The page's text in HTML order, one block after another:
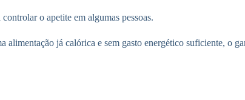
o apetite em algumas pessoas.
já calórica e sem gasto energético suficiente, o